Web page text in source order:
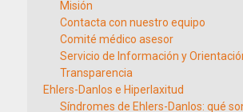
Misión
Contacta con nuestro equipo
Comité médico asesor
Servicio de Información y
Transparencia
Ehlers-Danlos e Hiperlaxitud
Síndromes de Ehlers-Danlos: qué